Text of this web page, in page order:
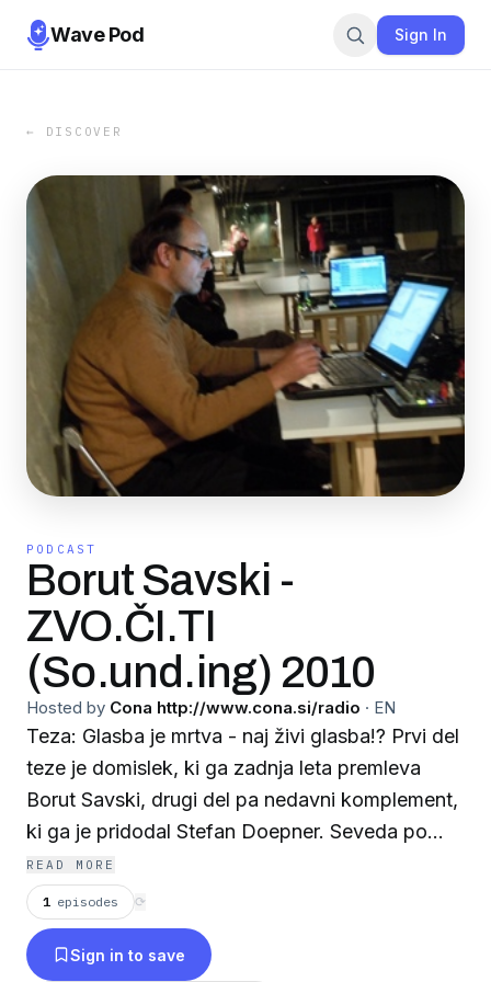
Wave Pod Sign In
← DISCOVER
PODCAST
Borut Savski -
ZVO.ČI.TI
(So.und.ing) 2010
Hosted by Cona http://www.cona.si/radio · EN
Teza: Glasba je mrtva - naj živi glasba!? Prvi del
teze je domislek, ki ga zadnja leta premleva
Borut Savski, drugi del pa nedavni komplement,
ki ga je pridodal Stefan Doepner. Seveda po
vzoru na izjavo Kralj je mrtev - naj živi kralj (ali
kraljica). Smisel originalnega klica je iskati v
transcendenci - torej: en kralj je resda mrtev - a
tu je že nov kralj (ali kraljica). Sistem kraljevanja
READ MORE
1 episodes ⟳
Sign in to save